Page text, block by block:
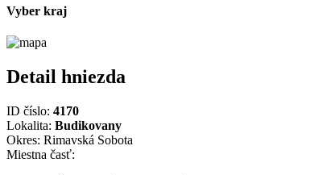
Vyber kraj
Detail hniezda
ID číslo: 4170
Lokalita: Budikovany
Okres: Rimavská Sobota
Miestna časť: